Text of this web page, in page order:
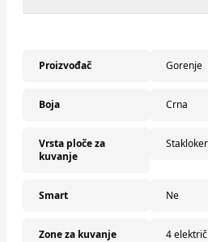
Proizvođač Gorenje
Boja Crna
Vrsta ploče za
kuvanje
Smart Ne
Zone za kuvanje 4